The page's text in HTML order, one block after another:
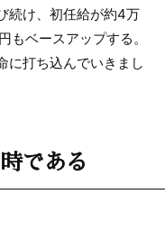
続け、初任給が約4万
ベースアップする。
に打ち込んでいきまし
である